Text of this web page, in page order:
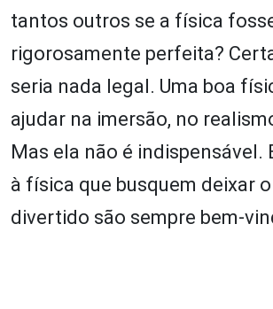
tantos outros se a física
rigorosamente perfeita?
seria nada legal. Uma boa
ajudar na imersão, no
Mas ela não é indispensável.
à física que busquem deixar
divertido são sempre bem-